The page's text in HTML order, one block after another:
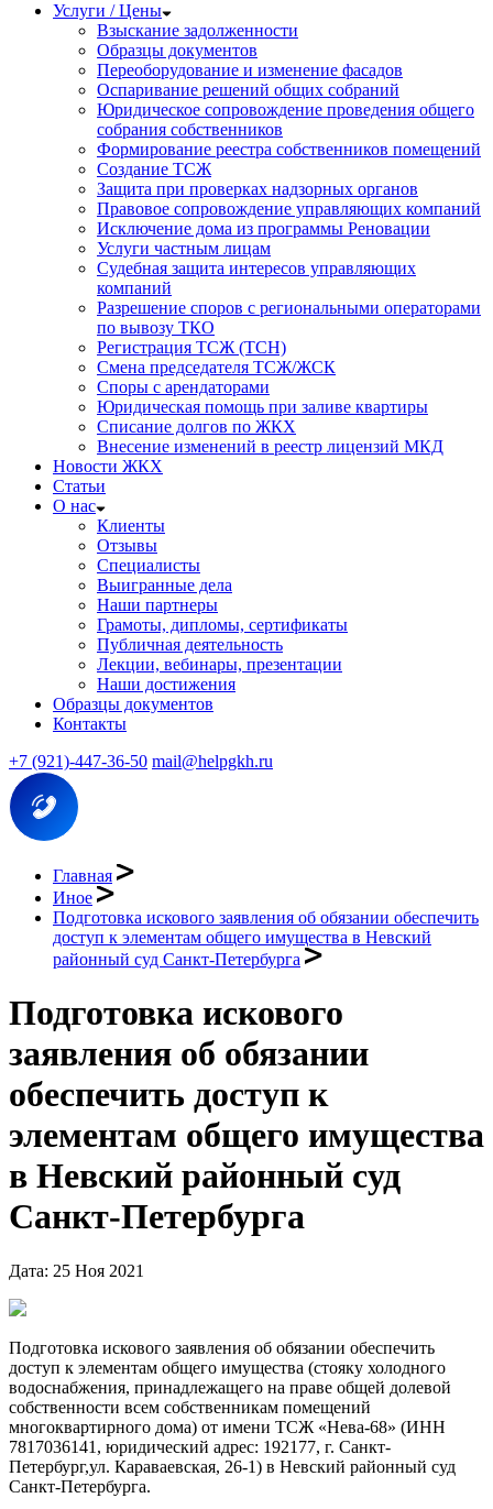
Услуги / Цены
Взыскание задолженности
Образцы документов
Переоборудование и изменение фасадов
Оспаривание решений общих собраний
Юридическое сопровождение проведения общего
собрания собственников
Формирование реестра собственников помещений
Создание ТСЖ
Защита при проверках надзорных органов
Правовое сопровождение управляющих компаний
Исключение дома из программы Реновации
Услуги частным лицам
Судебная защита интересов управляющих
компаний
Разрешение споров с региональными операторами
по вывозу ТКО
Регистрация ТСЖ (ТСН)
Смена председателя ТСЖ/ЖСК
Споры с арендаторами
Юридическая помощь при заливе квартиры
Списание долгов по ЖКХ
Внесение изменений в реестр лицензий МКД
Новости ЖКХ
Статьи
О нас
Клиенты
Отзывы
Специалисты
Выигранные дела
Наши партнеры
Грамоты, дипломы, сертификаты
Публичная деятельность
Лекции, вебинары, презентации
Наши достижения
Образцы документов
Контакты
+7 (921)-447-36-50 mail@helpgkh.ru
Главная
Иное
Подготовка искового заявления об обязании обеспечить
доступ к элементам общего имущества в Невский
районный суд Санкт-Петербурга
Подготовка искового
заявления об обязании
обеспечить доступ к
элементам общего имущества
в Невский районный суд
Санкт-Петербурга
Дата: 25 Ноя 2021
Подготовка искового заявления об обязании обеспечить
доступ к элементам общего имущества (стояку холодного
водоснабжения, принадлежащего на праве общей долевой
собственности всем собственникам помещений
многоквартирного дома) от имени ТСЖ «Нева-68» (ИНН
7817036141, юридический адрес: 192177, г. Санкт-
Петербург,ул. Караваевская, 26-1) в Невский районный суд
Санкт-Петербурга.